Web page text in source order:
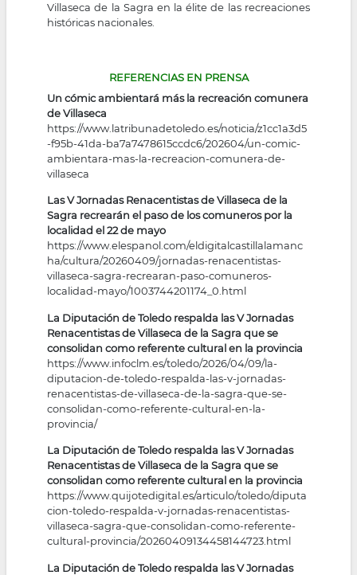
Villaseca de la Sagra en la élite de las recreaciones
históricas nacionales.
REFERENCIAS EN PRENSA
Un cómic ambientará más la recreación comunera
de Villaseca
https://www.latribunadetoledo.es/noticia/z1cc1a3d5
-f95b-41da-ba7a7478615ccdc6/202604/un-comic-
ambientara-mas-la-recreacion-comunera-de-
villaseca
Las V Jornadas Renacentistas de Villaseca de la
Sagra recrearán el paso de los comuneros por la
localidad el 22 de mayo
https://www.elespanol.com/eldigitalcastillalamanc
ha/cultura/20260409/jornadas-renacentistas-
villaseca-sagra-recrearan-paso-comuneros-
localidad-mayo/1003744201174_0.html
La Diputación de Toledo respalda las V Jornadas
Renacentistas de Villaseca de la Sagra que se
consolidan como referente cultural en la provincia
https://www.infoclm.es/toledo/2026/04/09/la-
diputacion-de-toledo-respalda-las-v-jornadas-
renacentistas-de-villaseca-de-la-sagra-que-se-
consolidan-como-referente-cultural-en-la-
provincia/
La Diputación de Toledo respalda las V Jornadas
Renacentistas de Villaseca de la Sagra que se
consolidan como referente cultural en la provincia
https://www.quijotedigital.es/articulo/toledo/diputa
cion-toledo-respalda-v-jornadas-renacentistas-
villaseca-sagra-que-consolidan-como-referente-
cultural-provincia/20260409134458144723.html
La Diputación de Toledo respalda las V Jornadas